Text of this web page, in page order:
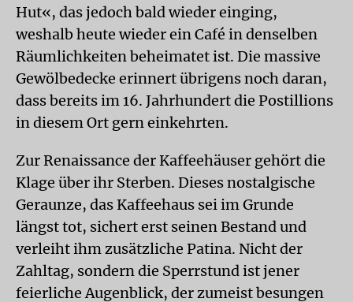
Hut«, das jedoch bald wieder einging,
weshalb heute wieder ein Café in denselben
Räumlichkeiten beheimatet ist. Die massive
Gewölbedecke erinnert übrigens noch daran,
dass bereits im 16. Jahrhundert die Postillions
in diesem Ort gern einkehrten.
Zur Renaissance der Kaffeehäuser gehört die
Klage über ihr Sterben. Dieses nostalgische
Geraunze, das Kaffeehaus sei im Grunde
längst tot, sichert erst seinen Bestand und
verleiht ihm zusätzliche Patina. Nicht der
Zahltag, sondern die Sperrstund ist jener
feierliche Augenblick, der zumeist besungen